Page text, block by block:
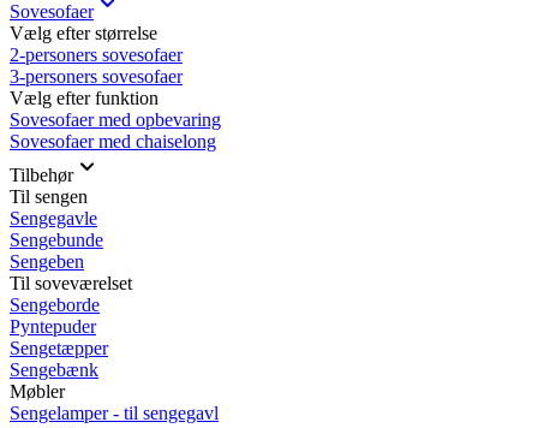
Sovesofaer
Vælg efter størrelse
2-personers sovesofaer
3-personers sovesofaer
Vælg efter funktion
Sovesofaer med opbevaring
Sovesofaer med chaiselong
Tilbehør
Til sengen
Sengegavle
Sengebunde
Sengeben
Til soveværelset
Sengeborde
Pyntepuder
Sengetæpper
Sengebænk
Møbler
Sengelamper - til sengegavl